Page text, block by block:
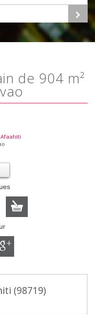
Afaahiti
(98719)